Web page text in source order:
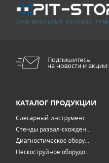
Подпишитесь
на новости и акции:
КАТАЛОГ ПРОДУКЦИИ
Слесарный инструмент
Стенды развал-схожден...
Диагностическое обору...
Пескоструйное оборудо...